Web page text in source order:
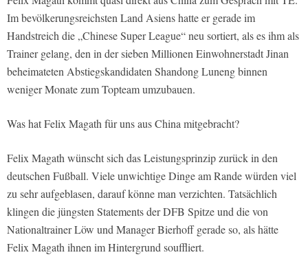
Im bevölkerungsreichsten Land Asiens hatte er gerade im
Handstreich die „Chinese Super League“ neu sortiert, als es ihm als
Trainer gelang, den in der sieben Millionen Einwohnerstadt Jinan
beheimateten Abstiegskandidaten Shandong Luneng binnen
weniger Monate zum Topteam umzubauen.
Was hat Felix Magath für uns aus China mitgebracht?
Felix Magath wünscht sich das Leistungsprinzip zurück in den
deutschen Fußball. Viele unwichtige Dinge am Rande würden viel
zu sehr aufgeblasen, darauf könne man verzichten. Tatsächlich
klingen die jüngsten Statements der DFB Spitze und die von
Nationaltrainer Löw und Manager Bierhoff gerade so, als hätte
Felix Magath ihnen im Hintergrund souffliert.